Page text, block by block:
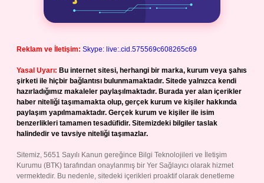
Reklam ve İletişim: Skype: live:.cid.575569c608265c69
Yasal Uyarı: Bu internet sitesi, herhangi bir marka, kurum veya şahıs
şirketi ile hiçbir bağlantısı bulunmamaktadır. Sitede yalnızca kendi
hazırladığımız makaleler paylaşılmaktadır. Burada yer alan içerikler
haber niteliği taşımamakta olup, gerçek kurum ve kişiler hakkında
paylaşım yapılmamaktadır. Gerçek kurum ve kişiler ile isim
benzerlikleri tamamen tesadüfidir. Sitemizdeki bilgiler taslak
halindedir ve tavsiye niteliği taşımazlar.
Sitemiz, 5651 Sayılı Kanun gereğince Bilgi Teknolojileri ve İletişim
Kurumu (BTK) tarafından onaylanmış bir Yer Sağlayıcı olarak hizmet
vermektedir. Bu nedenle, sitedeki içerikleri proaktif olarak denetleme